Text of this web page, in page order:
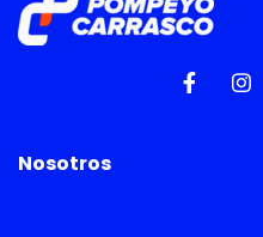
Nosotros